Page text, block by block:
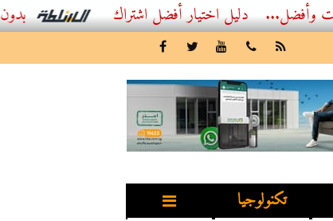
أفضل اشتراك IPTV بدون تقطيع 2026 – دليل المشاهد العصري
تكنولوجيا